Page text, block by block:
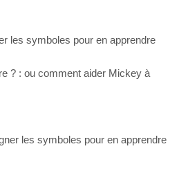
les symboles pour en apprendre
? : ou comment aider Mickey à
les symboles pour en apprendre